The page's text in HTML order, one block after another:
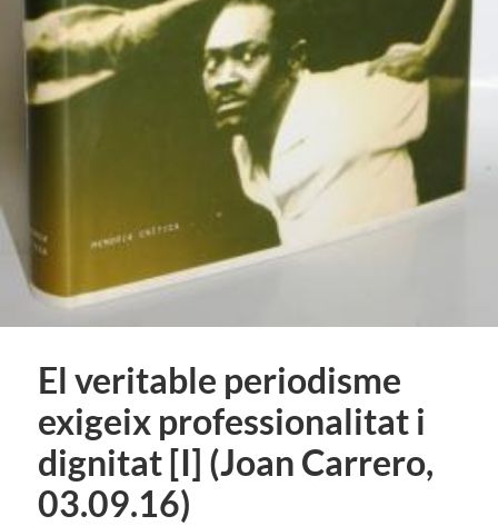
El veritable periodisme
exigeix professionalitat i
dignitat [I] (Joan Carrero,
03.09.16)